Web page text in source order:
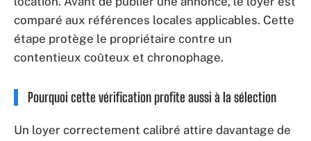
comparé aux références locales applicables. Cette
étape protège le propriétaire contre un
contentieux coûteux et chronophage.
Pourquoi cette vérification profite aussi à la sélection
Un loyer correctement calibré attire davantage de